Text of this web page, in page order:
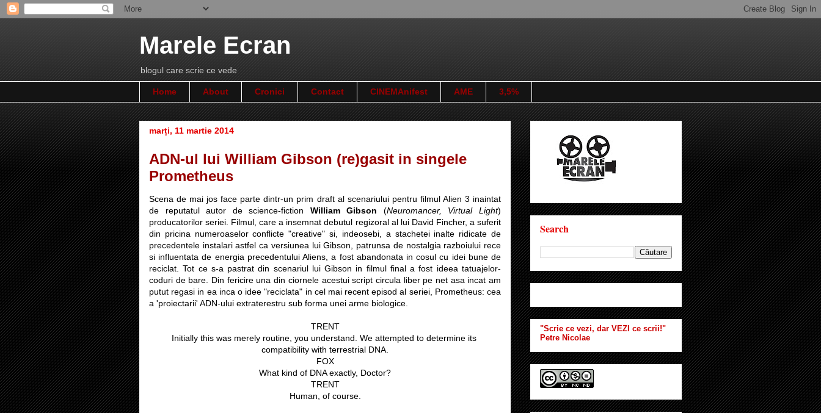
Marele Ecran
blogul care scrie ce vede
Home About Cronici Contact CINEMAnifest AME 3,5%
marți, 11 martie 2014
ADN-ul lui William Gibson (re)gasit in singele
Prometheus
Scena de mai jos face parte dintr-un prim draft al scenariului pentru filmul Alien 3 inaintat
de reputatul autor de science-fiction William Gibson (Neuromancer, Virtual Light)
producatorilor seriei. Filmul, care a insemnat debutul regizoral al lui David Fincher, a suferit
din pricina numeroaselor conflicte "creative" si, indeosebi, a stachetei inalte ridicate de
precedentele instalari astfel ca versiunea lui Gibson, patrunsa de nostalgia razboiului rece
si influentata de energia precedentului Aliens, a fost abandonata in cosul cu idei bune de
reciclat. Tot ce s-a pastrat din scenariul lui Gibson in filmul final a fost ideea tatuajelor-
coduri de bare. Din fericire una din ciornele acestui script circula liber pe net asa incat am
putut regasi in ea inca o idee "reciclata" in cel mai recent episod al seriei, Prometheus: cea
a 'proiectarii' ADN-ului extraterestru sub forma unei arme biologice.
TRENT
Initially this was merely routine, you understand. We attempted to determine its
compatibility with terrestrial DNA.
FOX
What kind of DNA exactly, Doctor?
TRENT
Human, of course.
Search
"Scrie ce vezi, dar VEZI ce scrii!"
Petre Nicolae